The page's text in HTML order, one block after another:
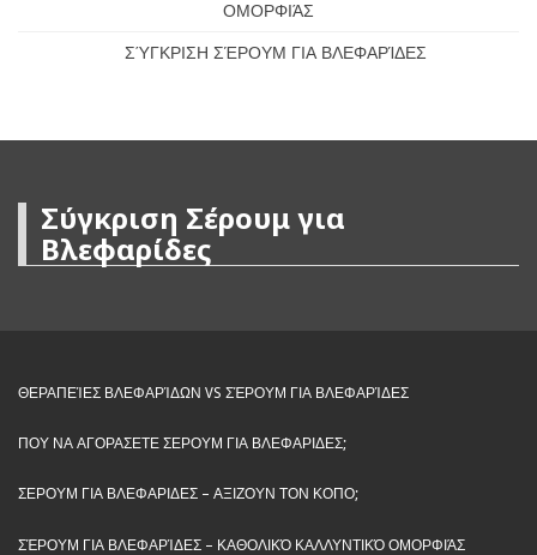
ΟΜΟΡΦΙΆΣ
ΣΎΓΚΡΙΣΗ ΣΈΡΟΥΜ ΓΙΑ ΒΛΕΦΑΡΊΔΕΣ
Σύγκριση Σέρουμ για
Βλεφαρίδες
ΘΕΡΑΠΕΊΕΣ ΒΛΕΦΑΡΊΔΩΝ VS ΣΈΡΟΥΜ ΓΙΑ ΒΛΕΦΑΡΊΔΕΣ
ΠΟΥ ΝΑ ΑΓΟΡΑΣΕΤΕ ΣΕΡΟΥΜ ΓΙΑ ΒΛΕΦΑΡΙΔΕΣ;
ΣΕΡΟΥΜ ΓΙΑ ΒΛΕΦΑΡΙΔΕΣ – ΑΞΙΖΟΥΝ ΤΟΝ ΚΟΠΟ;
ΣΈΡΟΥΜ ΓΙΑ ΒΛΕΦΑΡΊΔΕΣ – ΚΑΘΟΛΙΚΌ ΚΑΛΛΥΝΤΙΚΌ ΟΜΟΡΦΙΆΣ